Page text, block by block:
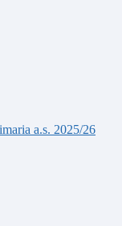
a.s. 2025/26